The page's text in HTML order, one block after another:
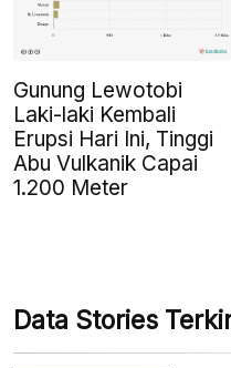
Gunung Lewotobi
Laki-laki Kembali
Erupsi Hari Ini, Tinggi
Abu Vulkanik Capai
1.200 Meter
Data Stories